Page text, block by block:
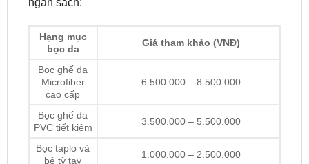
Bọc ghế da
Microfiber
6.500.000 – 8.500.000
Bọc ghế da
PVC tiết kiệm
3.500.000 – 5.500.000
Bọc taplo và
bệ tỳ tay
1.000.000 – 2.500.000
Combo bọc
toàn bộ nội
7.500.000 – 10.000.000